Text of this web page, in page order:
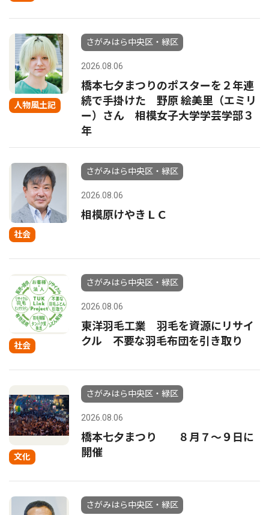
人物風土記
さがみはら中央区・緑区
2026.08.06
橋本七夕まつりのポスターを２年連
続で手掛けた 野原 絵美里（エミリ
ー）さん 相模女子大学学芸学部３
年
社会
さがみはら中央区・緑区
2026.08.06
相模原けやきＬＣ
社会
さがみはら中央区・緑区
2026.08.06
東洋羽毛工業 羽毛を資源にリサイ
クル 不要な羽毛布団を引き取り
文化
さがみはら中央区・緑区
2026.08.06
橋本七夕まつり ８月７〜９日に
開催
さがみはら中央区・緑区